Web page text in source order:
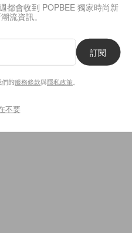
又辣的美式復古甜心？
Hot 的風格！
都會收到 POPBEE 獨家時尚新
流資訊。
訂閱
們的服務條款與隱私政策
不要